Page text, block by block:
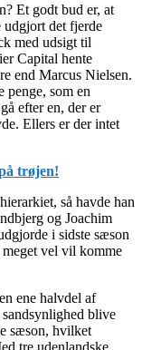
Et godt bud er, at
udgjort det fjerde
med udsigt til
Capital hente
end Marcus Nielsen.
penge, som en
efter en, der er
Ellers er der intet
trøjen!
så havde han
og Joachim
i sidste sæson
vel vil komme
ene halvdel af
blive
sæson, hvilket
tre udenlandske